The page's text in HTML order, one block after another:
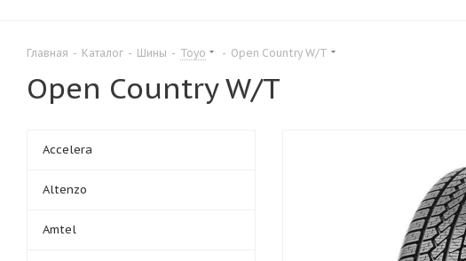
Главная - Каталог - Шины - Toyo - Open Country W/T
Open Country W/T
Accelera
Altenzo
Amtel